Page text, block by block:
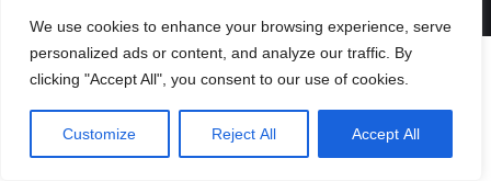
We use cookies to enhance your browsing experience, serve
personalized ads or content, and analyze our traffic. By
clicking "Accept All", you consent to our use of cookies.
Customize Reject All Accept All